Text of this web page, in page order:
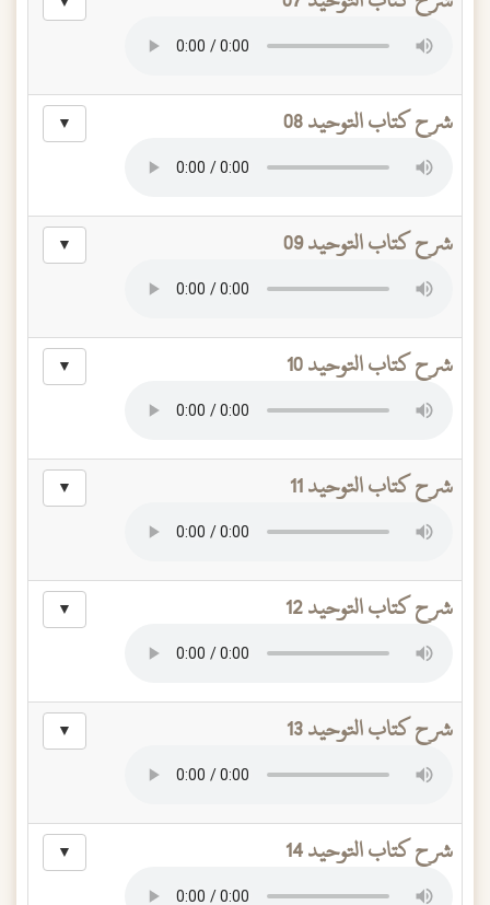
شرح كتاب التوحيد 08 ▼
شرح كتاب التوحيد 09 ▼
شرح كتاب التوحيد 10 ▼
شرح كتاب التوحيد 11 ▼
شرح كتاب التوحيد 12 ▼
شرح كتاب التوحيد 13 ▼
شرح كتاب التوحيد 14 ▼